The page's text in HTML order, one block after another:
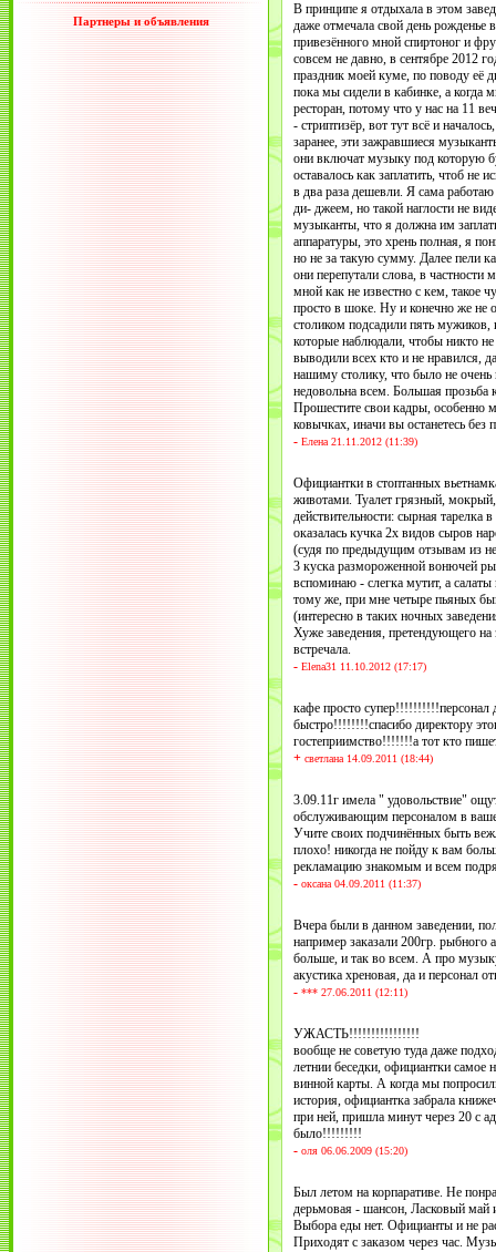
Партнеры и объявления
В принципе я отдыхала в этом
даже отмечала свой день
привезённого мной спиртоног и
совсем не давно, в сентябре 2012
праздник моей куме, по поводу её
пока мы сидели в кабинке, а
ресторан, потому что у нас на 11
- стриптизёр, вот тут всё и
заранее, эти зажравшиеся
они включат музыку под которую
оставалось как заплатить, чтоб не
в два раза дешевли. Я сама
ди- джеем, но такой наглости не
музыканты, что я должна им
аппаратуры, это хрень полная, я
но не за такую сумму. Далее пели
они перепутали слова, в
мной как не известно с кем, такое
просто в шоке. Ну и конечно же
столиком подсадили пять
которые наблюдали, чтобы никто
выводили всех кто и не нравился,
нашиму столику, что было не
недовольна всем. Большая прозьба
Прошестите свои кадры, особенно
ковычках, иначи вы останетесь без
- Елена 21.11.2012 (11:39)
Официантки в стоптанных
животами. Туалет грязный,
действительности: сырная тарелка
оказалась кучка 2х видов сыров
(судя по предыдущим отзывам из
3 куска размороженной вонючей
вспоминаю - слегка мутит, а
тому же, при мне четыре пьяных
(интересно в таких ночных
Хуже заведения, претендующего
встречала.
- Elena31 11.10.2012 (17:17)
кафе просто супер!!!!!!!!!!персонал
быстро!!!!!!!!спасибо директору
гостеприимство!!!!!!!а тот кто
+ светлана 14.09.2011 (18:44)
3.09.11г имела " удовольствие"
обслуживающим персоналом в
Учите своих подчинённых быть
плохо! никогда не пойду к вам
рекламацию знакомым и всем
- оксана 04.09.2011 (11:37)
Вчера были в данном заведении,
например заказали 200гр. рыбного
больше, и так во всем. А про
акустика хреновая, да и персонал
- *** 27.06.2011 (12:11)
УЖАСТЬ!!!!!!!!!!!!!!!!
вообще не советую туда даже
летнии беседки, официантки самое
винной карты. А когда мы
история, официантка забрала
при ней, пришла минут через 20 с
было!!!!!!!!!
- оля 06.06.2009 (15:20)
Был летом на корпаративе. Не
дерьмовая - шансон, Ласковый май
Выбора еды нет. Официанты и не
Приходят с заказом через час.